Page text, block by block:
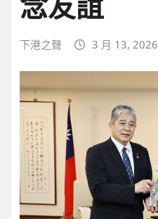
念友誼
下港之聲 3 月 13, 2026